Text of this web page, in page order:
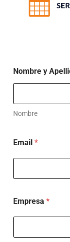
Nombre y
Nombre
Email *
Empresa *